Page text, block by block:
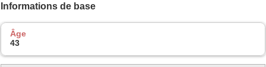
Informations de base
Âge
43